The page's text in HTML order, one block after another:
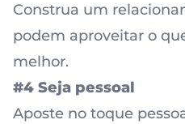
Construa um
podem aproveitar o
melhor.
#4 Seja pessoal
Aposte no toque